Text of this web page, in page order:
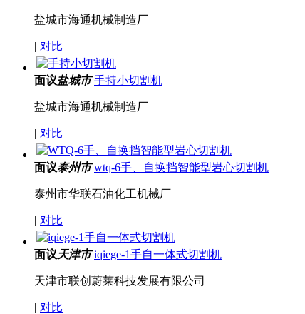
盐城市海通机械制造厂
| 对比
面议盐城市 手持小切割机
盐城市海通机械制造厂
| 对比
面议泰州市 wtq-6手、自换挡智能型岩心切割机
泰州市华联石油化工机械厂
| 对比
面议天津市 iqiege-1手自一体式切割机
天津市联创蔚莱科技发展有限公司
| 对比